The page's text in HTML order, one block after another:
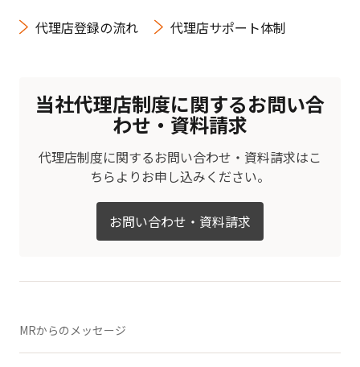
代理店登録の流れ 代理店サポート体制
当社代理店制度に関するお問い合
わせ・資料請求
代理店制度に関するお問い合わせ・資料請求はこ
ちらよりお申し込みください。
お問い合わせ・資料請求
MRからのメッセージ